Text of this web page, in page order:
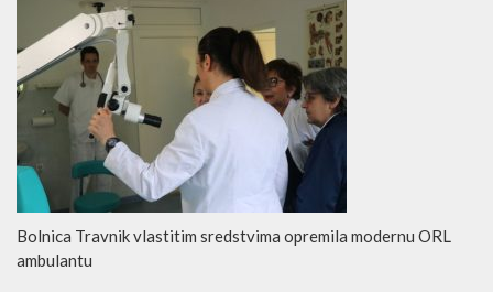
Bolnica Travnik vlastitim sredstvima opremila modernu ORL
ambulantu